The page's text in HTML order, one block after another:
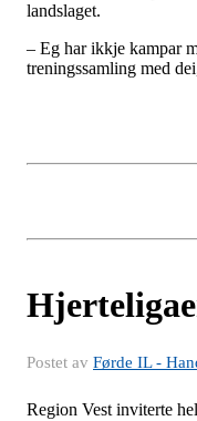
landslaget.
– Eg har ikkje kampar
treningssamling med
Postet av Førde IL -
Region Vest inviterte